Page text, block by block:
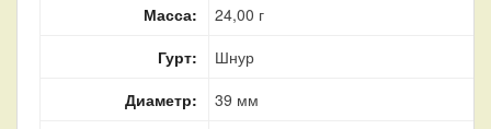
Масса:
24,00 г
Гурт:
Шнур
Диаметр:
39 мм